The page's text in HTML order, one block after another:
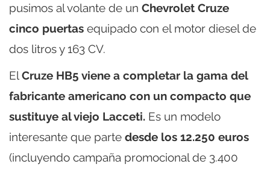
pusimos al volante de un Chevrolet Cruze
cinco puertas equipado con el motor diesel de
dos litros y 163 CV.
ElCruze HB5 viene a completar la gama del
fabricante americano con un compacto que
sustituye al viejo Lacceti. Es un modelo
interesante que parte desde los 12.250 euros
(incluyendo campaña promocional de 3.400